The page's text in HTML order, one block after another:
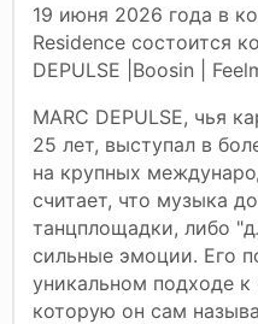
19 июня 2026 года в
Residence состоится
DEPULSE |Boosin |
MARC DEPULSE, чья
25 лет, выступал в
на крупных
считает, что музыка
танцплощадки, либо
сильные эмоции. Его
уникальном подходе
которую он сам